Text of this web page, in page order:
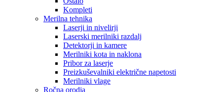
Kompleti
Merilna tehnika
Laserji in nivelirji
Laserski merilniki razdalj
Detektorji in kamere
Merilniki kota in naklona
Pribor za laserje
Preizkuševalniki električne napetosti
Merilniki vlage
Ročna orodja